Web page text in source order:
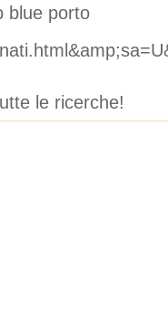
blue porto
le ricerche!